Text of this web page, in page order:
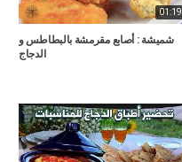
01:19
شميشة : أصابع مقرمشة بالبطاطس و
الدجاج